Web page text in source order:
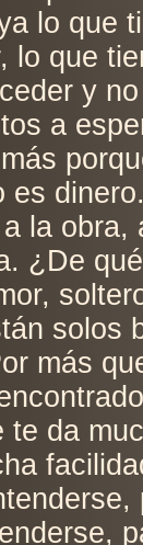
lo que
lo que
y
a
es
la obra,
¿De
solos
más
te da